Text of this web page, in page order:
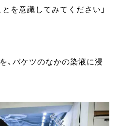
を意識してみてください」
、バケツのなかの染液に浸